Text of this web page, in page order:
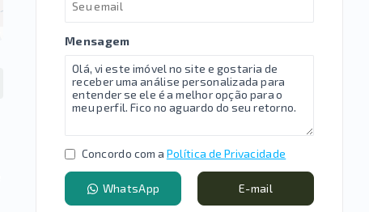
Mensagem
Concordo com a Política de Privacidade
WhatsApp E-mail